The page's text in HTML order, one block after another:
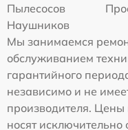
Пылесосов
Наушников
Мы занимаемся
обслуживанием
гарантийного
независимо и не
производителя. Цены
носят